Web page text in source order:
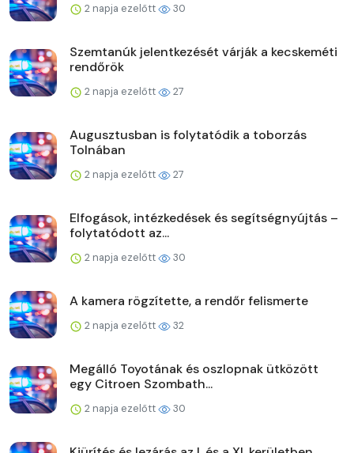
2 napja ezelőtt 30
Szemtanúk jelentkezését várják a kecskeméti
rendőrök
2 napja ezelőtt 27
Augusztusban is folytatódik a toborzás
Tolnában
2 napja ezelőtt 27
Elfogások, intézkedések és segítségnyújtás –
folytatódott az...
2 napja ezelőtt 30
A kamera rögzítette, a rendőr felismerte
2 napja ezelőtt 32
Megálló Toyotának és oszlopnak ütközött
egy Citroen Szombath...
2 napja ezelőtt 30